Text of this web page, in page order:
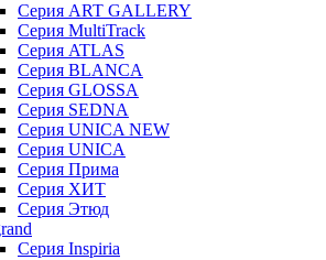
Серия ART GALLERY
Серия MultiTrack
Серия ATLAS
Серия BLANCA
Серия GLOSSA
Серия SEDNA
Серия UNICA NEW
Серия UNICA
Серия Прима
Серия ХИТ
Серия Этюд
Серия Inspiria